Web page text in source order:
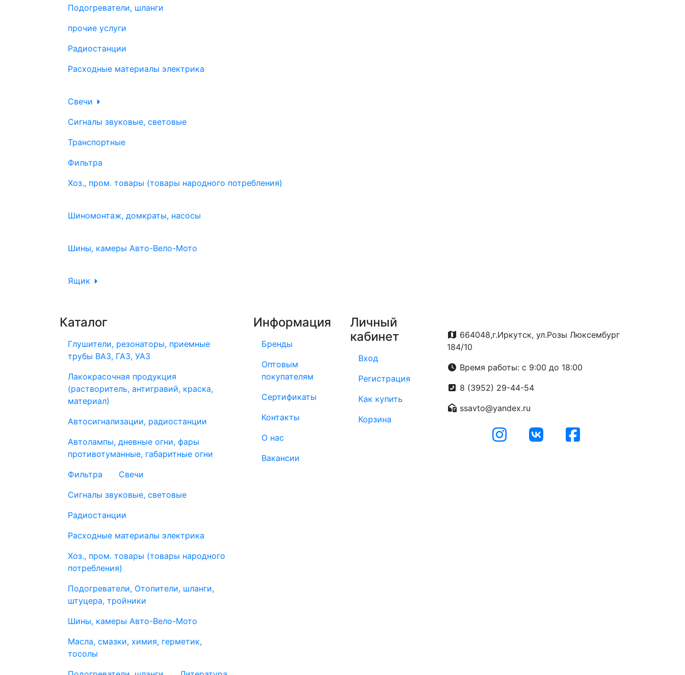
Подогреватели, шланги
прочие услуги
Радиостанции
Расходные материалы электрика
Свечи
Сигналы звуковые, световые
Транспортные
Фильтра
Хоз., пром. товары (товары народного потребления)
Шиномонтаж, домкраты, насосы
Шины, камеры Авто-Вело-Мото
Ящик
Каталог
Глушители, резонаторы, приемные
трубы ВАЗ, ГАЗ, УАЗ
Лакокрасочная продукция
(растворитель, антигравий, краска,
материал)
Автосигнализации, радиостанции
Автолампы, дневные огни, фары
противотуманные, габаритные огни
Фильтра
Свечи
Сигналы звуковые, световые
Радиостанции
Расходные материалы электрика
Хоз., пром. товары (товары народного
потребления)
Подогреватели, Отопители, шланги,
штуцера, тройники
Шины, камеры Авто-Вело-Мото
Масла, смазки, химия, герметик,
тосолы
Информация
Бренды
Оптовым
покупателям
Сертификаты
Контакты
О нас
Вакансии
Личный
кабинет
Вход
Регистрация
Как купить
Корзина
664048,г.Иркутск, ул.Розы Люксембург
184/10
Время работы: с 9:00 до 18:00
8 (3952) 29-44-54
ssavto@yandex.ru